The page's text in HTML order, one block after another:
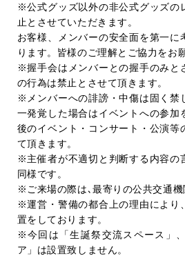
※公式グッズ以外の非公式グッズの
止とさせていただきます。
お客様、メンバーの安全面を第一に
ります。皆様のご理解とご協力をお
※握手会はメンバーとの握手のみと
の行為は禁止とさせて頂きます。
※メンバーへの誹謗・中傷は固く禁
一発覚した場合はイベントへの参加
後のイベント・コンサート・公演等
て頂きます。
※主催者が不適切と判断する内容の
同様です。
※ご来場の際は､最寄りの公共交通機
※運営・警備の都合上の理由により
置をしております。
※今回は「生誕祭交流スペース」
ア」は設置致しません。